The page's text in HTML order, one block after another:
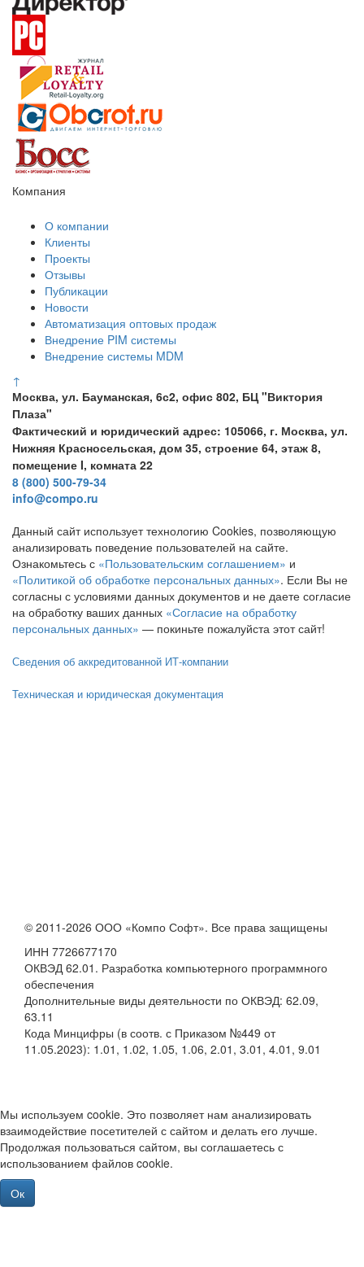
Компания
О компании
Клиенты
Проекты
Отзывы
Публикации
Новости
Автоматизация оптовых продаж
Внедрение PIM системы
Внедрение системы MDM
↑
Москва, ул. Бауманская, 6с2, офис 802, БЦ "Виктория
Плаза"
Фактический и юридический адрес: 105066, г. Москва, ул.
Нижняя Красносельская, дом 35, строение 64, этаж 8,
помещение I, комната 22
8 (800) 500-79-34
info@compo.ru
Данный сайт использует технологию Cookies, позволяющую
анализировать поведение пользователей на сайте.
Ознакомьтесь с «Пользовательским соглашением» и
«Политикой об обработке персональных данных». Если Вы не
согласны с условиями данных документов и не даете согласие
на обработку ваших данных «Согласие на обработку
персональных данных» — покиньте пожалуйста этот сайт!
Сведения об аккредитованной ИТ-компании
Техническая и юридическая документация
© 2011-2026 ООО «Компо Софт». Все права защищены
ИНН 7726677170
ОКВЭД 62.01. Разработка компьютерного программного
обеспечения
Дополнительные виды деятельности по ОКВЭД: 62.09,
63.11
Кода Минцифры (в соотв. с Приказом №449 от
11.05.2023): 1.01, 1.02, 1.05, 1.06, 2.01, 3.01, 4.01, 9.01
Мы используем cookie. Это позволяет нам анализировать
взаимодействие посетителей с сайтом и делать его лучше.
Продолжая пользоваться сайтом, вы соглашаетесь с
использованием файлов cookie.
Ок